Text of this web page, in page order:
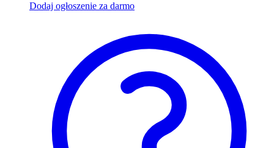
Dodaj ogłoszenie za darmo